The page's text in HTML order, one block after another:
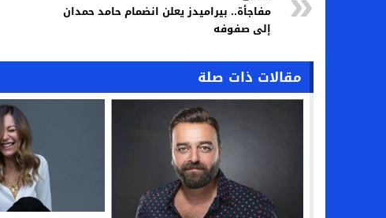
مفاجأة.. بيراميدز يعلن انضمام حامد حمدان
إلى صفوفه
مقالات ذات صلة